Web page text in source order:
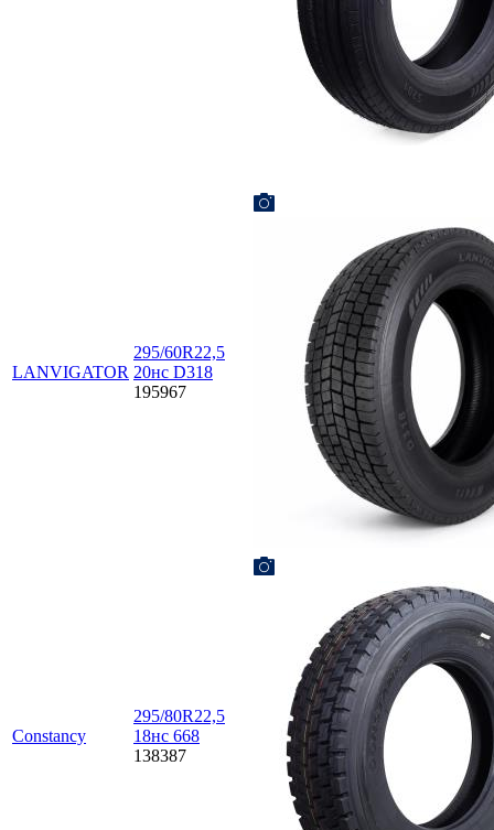
LANVIGATOR
295/60R22,5
20нс D318
195967
Constancy
295/80R22,5
18нc 668
138387